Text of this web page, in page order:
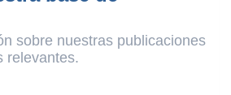
sobre nuestras publicaciones
relevantes.